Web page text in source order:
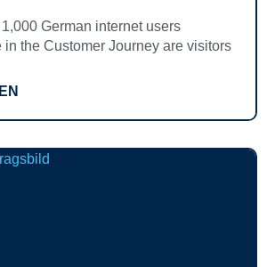
German internet users
in the Customer Journey are visitors